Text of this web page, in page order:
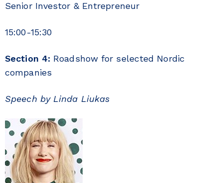
Senior Investor & Entrepreneur
15:00-15:30
Section 4: Roadshow for selected Nordic
companies
Speech by Linda Liukas